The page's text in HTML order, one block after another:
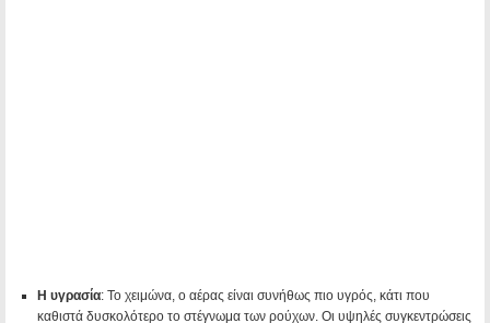
Η υγρασία: Το χειμώνα, ο αέρας είναι συνήθως πιο υγρός, κάτι που
καθιστά δυσκολότερο το στέγνωμα των ρούχων. Οι υψηλές συγκεντρώσεις